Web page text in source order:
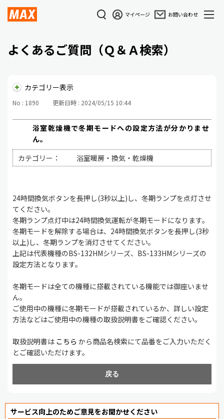
マイページ お問い合わせ
よくあるご質問（Ｑ＆Ａ検索）
カテゴリー表示
No : 1890 更新日時 : 2024/05/15 10:44
浴室乾燥機で冬期モードへの設定方法が分かりませ
ん。
カテゴリー：
浴室暖房・換気・乾燥機
24時間換気ボタンを長押し(3秒以上)し、冬期ランプを点灯させ
てください。
冬期ランプ点灯中は24時間換気運転が冬期モードになります。
冬期モードを解除する場合は、24時間換気ボタンを長押し(3秒
以上)し、冬期ランプを消灯させてください。
上記は代表機種のBS-132HMシリーズ、BS-133HMシリーズの
設定方法となります。
冬期モードは全ての機種に搭載されている機能では御座いませ
ん。
ご使用中の機種に冬期モードが搭載されているか、詳しい設定
方法などはご使用中の機種の取扱説明書をご確認ください。
取扱説明書は こちら から商品名検索にて品番をご入力いただく
とご確認いただけます。
戻る
サービス向上のためご意見をお聞かせください